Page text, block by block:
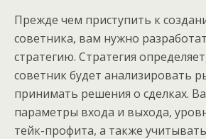
Прежде чем приступить к
советника, вам нужно
стратегию. Стратегия
советник будет анализировать
принимать решения о сделках.
параметры входа и выхода,
тейк-профита, а также